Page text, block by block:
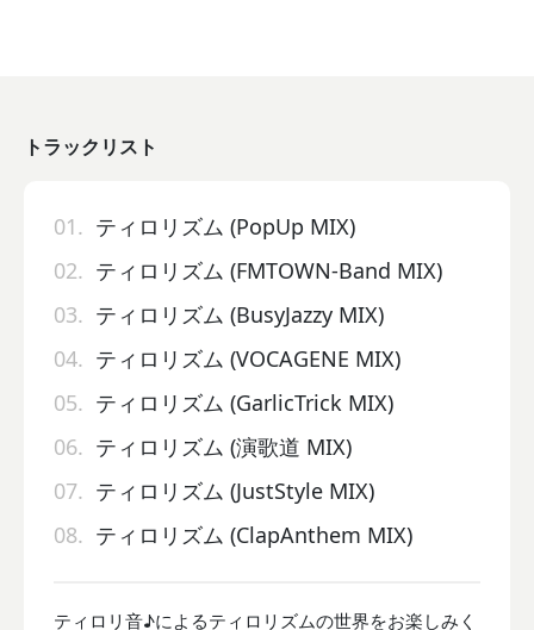
トラックリスト
01. ティロリズム (PopUp MIX)
02. ティロリズム (FMTOWN-Band MIX)
03. ティロリズム (BusyJazzy MIX)
04. ティロリズム (VOCAGENE MIX)
05. ティロリズム (GarlicTrick MIX)
06. ティロリズム (演歌道 MIX)
07. ティロリズム (JustStyle MIX)
08. ティロリズム (ClapAnthem MIX)
ティロリ音♪によるティロリズムの世界をお楽しみく